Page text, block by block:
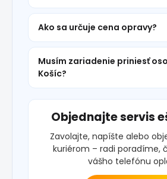
Ako sa určuje cena opravy?
Musím zariadenie priniesť
Košíc?
Objednajte servis
Zavolajte, napíšte alebo
kuriérom – radi poradíme,
vášho telefónu